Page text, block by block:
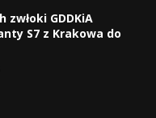
zwłoki GDDKiA
S7 z Krakowa do